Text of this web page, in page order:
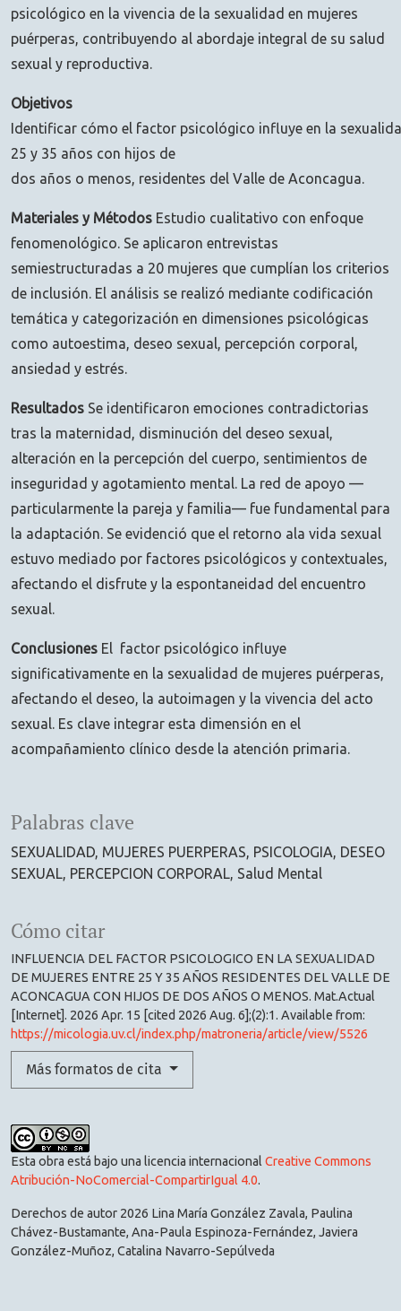
Palabras clave
SEXUALIDAD MUJERES PUERPERAS PSICOLOGIA DESEO
SEXUAL PERCEPCION CORPORAL Salud Mental
Cómo citar
INFLUENCIA DEL FACTOR PSICOLOGICO EN LA SEXUALIDAD
DE MUJERES ENTRE 25 Y 35 AÑOS RESIDENTES DEL VALLE DE
ACONCAGUA CON HIJOS DE DOS AÑOS O MENOS. Mat.Actual
[Internet]. 2026 Apr. 15 [cited 2026 Aug. 6];(2):1. Available from:
https://micologia.uv.cl/index.php/matroneria/article/view/5526
Más formatos de cita
psicológico en la vivencia de la sexualidad en mujeres
puérperas, contribuyendo al abordaje integral de su salud
sexual y reproductiva.
Objetivos
Identificar cómo el factor psicológico influye en la
25 y 35 años con hijos de
dos años o menos, residentes del Valle de Aconcagua.
Materiales y Métodos Estudio cualitativo con enfoque
fenomenológico. Se aplicaron entrevistas
semiestructuradas a 20 mujeres que cumplían los criterios
de inclusión. El análisis se realizó mediante codificación
temática y categorización en dimensiones psicológicas
como autoestima, deseo sexual, percepción corporal,
ansiedad y estrés.
Resultados Se identificaron emociones contradictorias
tras la maternidad, disminución del deseo sexual,
alteración en la percepción del cuerpo, sentimientos de
inseguridad y agotamiento mental. La red de apoyo —
particularmente la pareja y familia— fue fundamental para
la adaptación. Se evidenció que el retorno ala vida sexual
estuvo mediado por factores psicológicos y contextuales,
afectando el disfrute y la espontaneidad del encuentro
sexual.
Conclusiones El factor psicológico influye
significativamente en la sexualidad de mujeres puérperas,
afectando el deseo, la autoimagen y la vivencia del acto
sexual. Es clave integrar esta dimensión en el
acompañamiento clínico desde la atención primaria.
Esta obra está bajo una licencia internacional Creative Commons
Atribución-NoComercial-CompartirIgual 4.0.
Derechos de autor 2026 Lina María González Zavala, Paulina
Chávez-Bustamante, Ana-Paula Espinoza-Fernández, Javiera
González-Muñoz, Catalina Navarro-Sepúlveda